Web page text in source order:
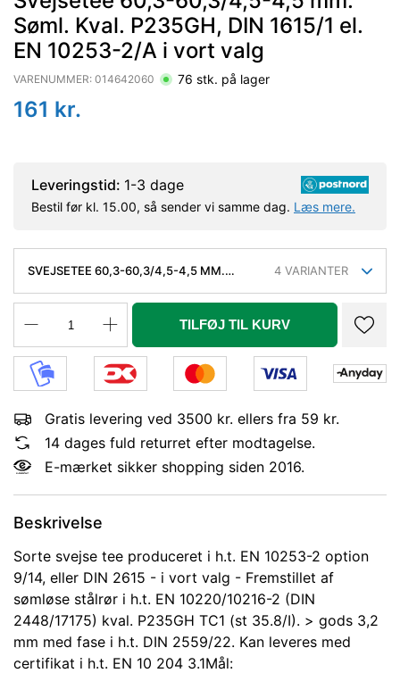
Søml. Kval. P235GH, DIN 1615/1 el.
EN 10253-2/A i vort valg
VARENUMMER: 014642060 76 stk. på lager
161 kr.
Leveringstid: 1-3 dage
Bestil før kl. 15.00, så sender vi samme dag. Læs mere.
SVEJSETEE 60,3-60,3/4,5-4,5 MM.
10253-2/A I VORT VALG
4 VARIANTER
TILFØJ TIL KURV
Gratis levering ved 3500 kr. ellers fra 59 kr.
14 dages fuld returret efter modtagelse.
E-mærket sikker shopping siden 2016.
Beskrivelse
Sorte svejse tee produceret i h.t. EN 10253-2 option
9/14, eller DIN 2615 - i vort valg - Fremstillet af
sømløse stålrør i h.t. EN 10220/10216-2 (DIN
2448/17175) kval. P235GH TC1 (st 35.8/I). > gods 3,2
mm med fase i h.t. DIN 2559/22. Kan leveres med
certifikat i h.t. EN 10 204 3.1Mål: